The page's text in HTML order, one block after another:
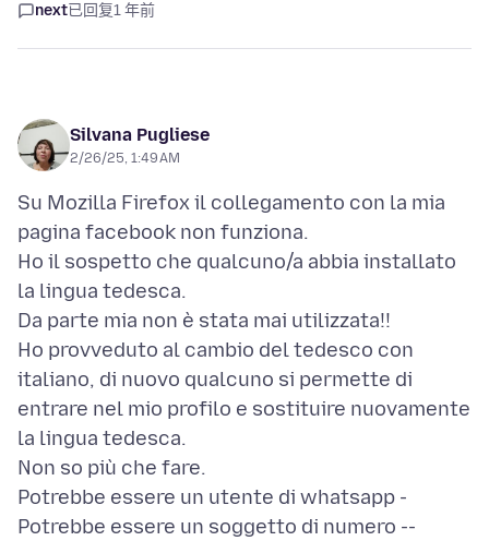
next已回复1 年前
Silvana Pugliese
2/26/25, 1:49 AM
Su Mozilla Firefox il collegamento con la mia
pagina facebook non funziona.
Ho il sospetto che qualcuno/a abbia installato
la lingua tedesca.
Da parte mia non è stata mai utilizzata!!
Ho provveduto al cambio del tedesco con
italiano, di nuovo qualcuno si permette di
entrare nel mio profilo e sostituire nuovamente
la lingua tedesca.
Non so più che fare.
Potrebbe essere un utente di whatsapp -
Potrebbe essere un soggetto di numero --